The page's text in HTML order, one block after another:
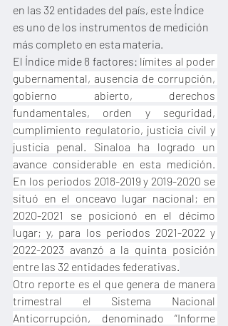
en las 32 entidades del país, este Índice
es uno de los instrumentos de medición
más completo en esta materia.
El Índice mide 8 factores: límites al poder
gubernamental, ausencia de corrupción,
gobierno abierto, derechos
fundamentales, orden y seguridad,
cumplimiento regulatorio, justicia civil y
justicia penal. Sinaloa ha logrado un
avance considerable en esta medición.
En los periodos 2018-2019 y 2019-2020 se
situó en el onceavo lugar nacional; en
2020-2021 se posicionó en el décimo
lugar; y, para los periodos 2021-2022 y
2022-2023 avanzó a la quinta posición
entre las 32 entidades federativas.
Otro reporte es el que genera de manera
trimestral el Sistema Nacional
Anticorrupción, denominado “Informe